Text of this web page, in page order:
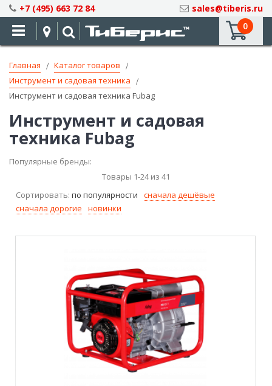
Skip
to
Content
+7 (495) 663 72 84
sales@tiberis.ru
0
Главная
Каталог товаров
Инструмент и садовая техника
Инструмент и садовая техника Fubag
Инструмент и садовая
техника Fubag
Популярные бренды:
Товары 1-24из 41
Сортировать: по популярности
сначала дешёвые
сначала дорогие
новинки